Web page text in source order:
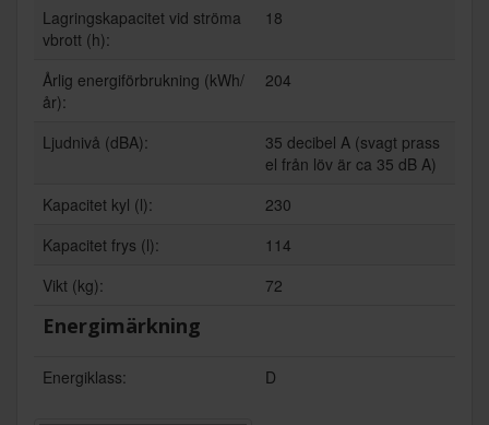
Lagringskapacitet vid ströma
vbrott (h):
18
Årlig energiförbrukning (kWh/
år):
204
Ljudnivå (dBA):
35 decibel A (svagt prass
el från löv är ca 35 dB A)
Kapacitet kyl (l):
230
Kapacitet frys (l):
114
Vikt (kg):
72
Energimärkning
Energiklass: D